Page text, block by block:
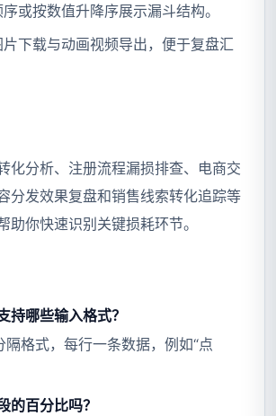
或按数值升降序展示漏斗结构。
下载与动画视频导出，便于复盘汇
化分析、注册流程漏损排查、电商交
分发效果复盘和销售线索转化追踪等
助你快速识别关键损耗环节。
持哪些输入格式？
格式，每行一条数据，例如“点
的百分比吗？